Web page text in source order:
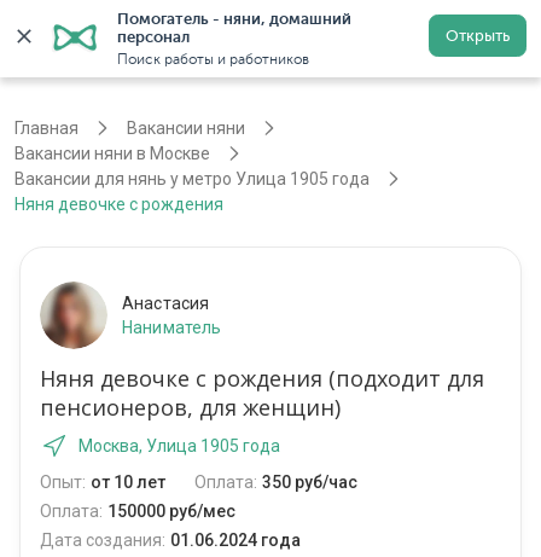
Помогатель - няни, домашний
персонал
Поиск работы и работников
Открыть
Регистрация
Главная
Вакансии няни
Вакансии няни в Москве
Вакансии для нянь у метро Улица 1905 года
Няня девочке с рождения
Анастасия
Наниматель
Няня девочке с рождения (подходит для
пенсионеров, для женщин)
Москва, Улица 1905 года
Опыт: от 10 лет Оплата: 350 руб/час
Оплата: 150000 руб/мес
Дата создания: 01.06.2024 года